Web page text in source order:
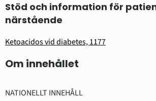
Stöd och information för
närstående
Ketoacidos vid diabetes, 1177
Om innehållet
NATIONELLT INNEHÅLL